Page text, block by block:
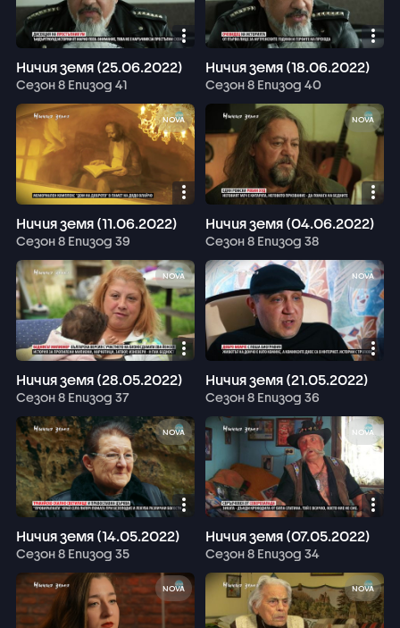
Ничия земя (25.06.2022)
Сезон 8 Епизод 41
Ничия земя (18.06.2022)
Сезон 8 Епизод 40
NOVA
Ничия земя (11.06.2022)
Сезон 8 Епизод 39
NOVA
Ничия земя (04.06.2022)
Сезон 8 Епизод 38
NOVA
Ничия земя (28.05.2022)
Сезон 8 Епизод 37
NOVA
Ничия земя (21.05.2022)
Сезон 8 Епизод 36
NOVA
Ничия земя (14.05.2022)
Сезон 8 Епизод 35
NOVA
Ничия земя (07.05.2022)
Сезон 8 Епизод 34
NOVA NOVA